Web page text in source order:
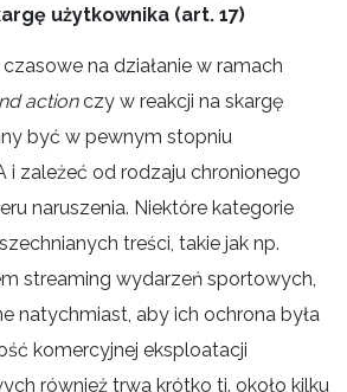
użytkownika (art. 17)
na działanie w ramach
actionczy w reakcji na skargę
być w pewnym stopniu
i zależeć od rodzaju chronionego
naruszenia. Niektóre kategorie
treści, takie jak np.
streaming wydarzeń sportowych,
natychmiast, aby ich ochrona była
komercyjnej eksploatacji
również trwa krótko tj. około kilku